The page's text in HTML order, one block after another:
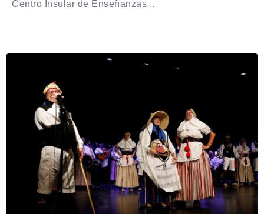
Centro Insular de Enseñanzas...